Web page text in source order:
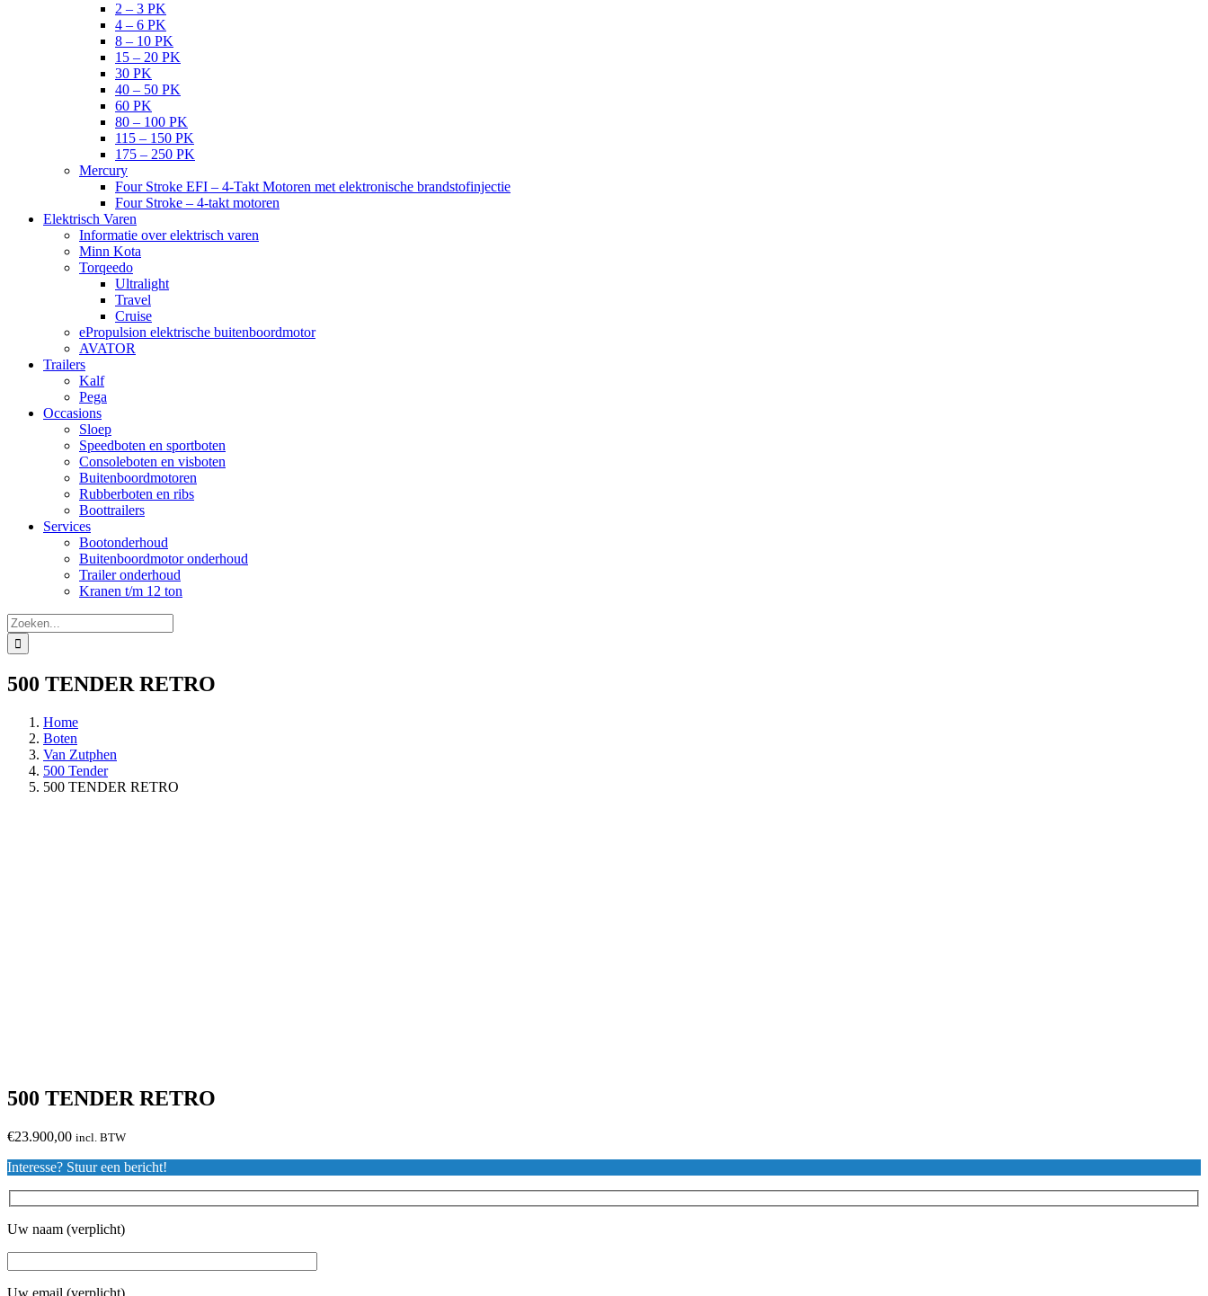
2 – 3 PK
4 – 6 PK
8 – 10 PK
15 – 20 PK
30 PK
40 – 50 PK
60 PK
80 – 100 PK
115 – 150 PK
175 – 250 PK
Mercury
Four Stroke EFI – 4-Takt Motoren met elektronische brandstofinjectie
Four Stroke – 4-takt motoren
Elektrisch Varen
Informatie over elektrisch varen
Minn Kota
Torqeedo
Ultralight
Travel
Cruise
ePropulsion elektrische buitenboordmotor
AVATOR
Trailers
Kalf
Pega
Occasions
Sloep
Speedboten en sportboten
Consoleboten en visboten
Buitenboordmotoren
Rubberboten en ribs
Boottrailers
Services
Bootonderhoud
Buitenboordmotor onderhoud
Trailer onderhoud
Kranen t/m 12 ton
Zoeken
naar:
500 TENDER RETRO
Home
Boten
Van Zutphen
500 Tender
500 TENDER RETRO
500 TENDER RETRO
€23.900,00 incl. BTW
Interesse? Stuur een bericht!
Uw naam (verplicht)